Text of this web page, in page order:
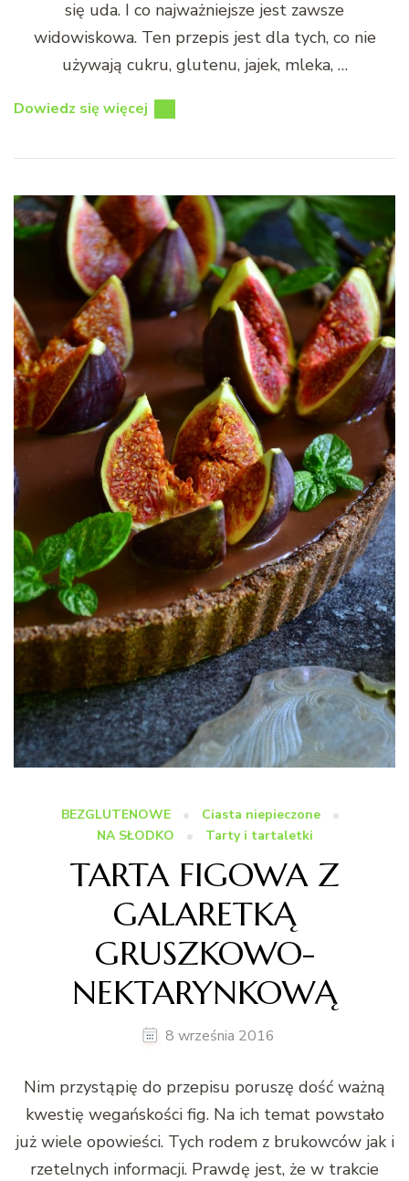
się uda. I co najważniejsze jest zawsze
widowiskowa. Ten przepis jest dla tych, co nie
używają cukru, glutenu, jajek, mleka, …
Dowiedz się więcej
BEZGLUTENOWE
Ciasta niepieczone
NA SŁODKO
Tarty i tartaletki
TARTA FIGOWA Z
GALARETKĄ
GRUSZKOWO-
NEKTARYNKOWĄ
8 września 2016
Nim przystąpię do przepisu poruszę dość ważną
kwestię wegańskości fig. Na ich temat powstało
już wiele opowieści. Tych rodem z brukowców jak i
rzetelnych informacji. Prawdę jest, że w trakcie